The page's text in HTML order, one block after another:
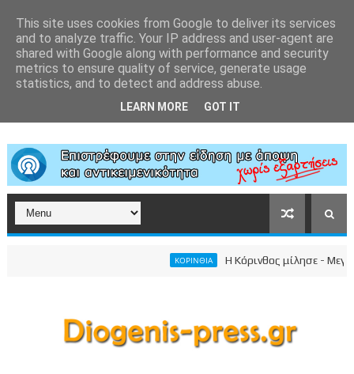
ΚΟΡΙΝΘΙΑ Η Κόρινθος μίλησε -
This site uses cookies from Google to deliver its services
and to analyze traffic. Your IP address and user-agent are
shared with Google along with performance and security
metrics to ensure quality of service, generate usage
statistics, and to detect and address abuse.
LEARN MORE GOT IT